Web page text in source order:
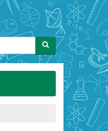
Sökfras: